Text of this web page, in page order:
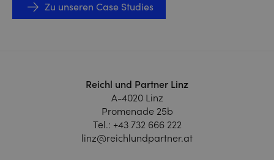
Zu unseren Case Studies
Reichl und Partner Linz
A-4020 Linz
Promenade 25b
Tel.: +43 732 666 222
linz@reichlundpartner.at